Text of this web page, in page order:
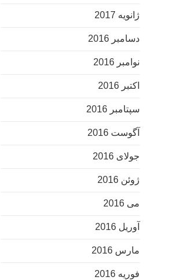
ژانویه 2017
دسامبر 2016
نوامبر 2016
اکتبر 2016
سپتامبر 2016
آگوست 2016
جولای 2016
ژوئن 2016
می 2016
آوریل 2016
مارس 2016
فوریه 2016